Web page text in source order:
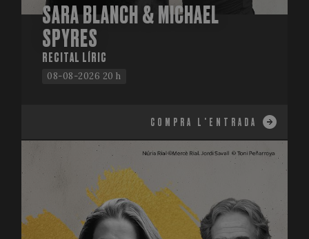
SARA BLANCH & MICHAEL
SPYRES
RECITAL LÍRIC
08-08-2026 20 h
COMPRA L'ENTRADA